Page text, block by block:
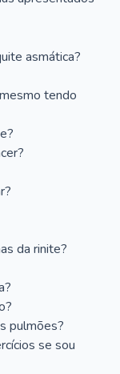
asmática?
tendo
da rinite?
pulmões?
se sou